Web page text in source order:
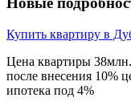
Купить квартиру в
Цена квартиры
после внесения 10%
ипотека под 4%